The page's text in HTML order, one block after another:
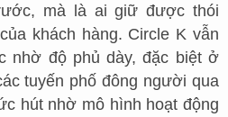
mà là ai giữ được thói
khách hàng. Circle K vẫn
nhờ độ phủ dày, đặc biệt ở
tuyến phố đông người qua
hút nhờ mô hình hoạt động